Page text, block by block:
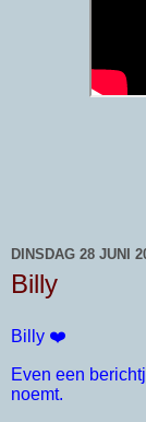
DINSDAG 28 JUNI
Billy
Billy ❤️
Even een
noemt.